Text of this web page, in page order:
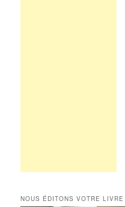
NOUS ÉDITONS VOTRE LIVRE